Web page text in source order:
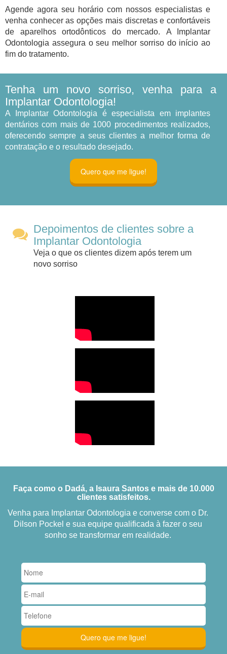
Agende agora seu horário com nossos especialistas e
venha conhecer as opções mais discretas e confortáveis
de aparelhos ortodônticos do mercado. A Implantar
Odontologia assegura o seu melhor sorriso do início ao
fim do tratamento.
Tenha um novo sorriso, venha para a
Implantar Odontologia!
A Implantar Odontologia é especialista em implantes
dentários com mais de 1000 procedimentos realizados,
oferecendo sempre a seus clientes a melhor forma de
contratação e o resultado desejado.
Quero que me ligue!
Depoimentos de clientes sobre a
Implantar Odontologia
Veja o que os clientes dizem após terem um
novo sorriso
Faça como o Dadá, a Isaura Santos e mais de 10.000
clientes satisfeitos.
Venha para Implantar Odontologia e converse com o Dr.
Dilson Pockel e sua equipe qualificada à fazer o seu
sonho se transformar em realidade.